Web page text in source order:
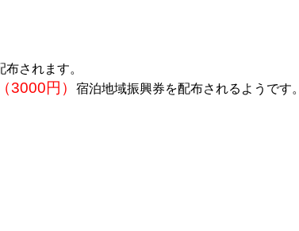
されます。
（3000円）
宿泊地域振興券を配布されるようです。